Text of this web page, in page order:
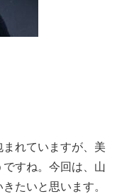
れていますが、美
すね。今回は、山
たいと思います。